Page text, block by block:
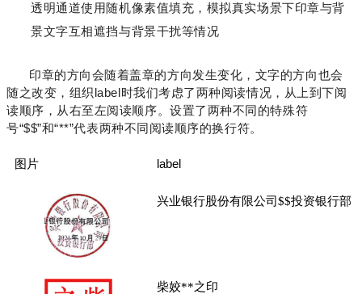
透明通道使用随机像素值填充，模拟真实场景下印章与背
景文字互相遮挡与背景干扰等情况
印章的方向会随着盖章的方向发生变化，文字的方向也会
随之改变，组织label时我们考虑了两种阅读情况，从上到下阅
读顺序，从右至左阅读顺序。设置了两种不同的特殊符
号“$$”和“**”代表两种不同阅读顺序的换行符。
图片 label
兴业银行股份有限公司$$投资银行部
柴姣**之印